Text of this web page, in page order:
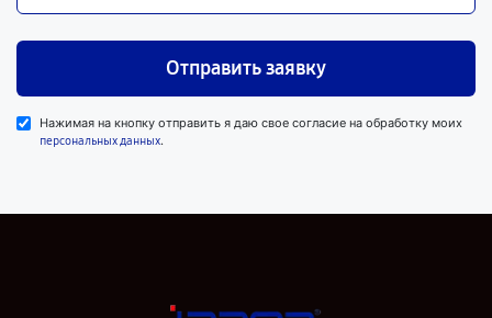
Отправить заявку
Нажимая на кнопку отправить я даю свое согласие на обработку моих
персональных данных.